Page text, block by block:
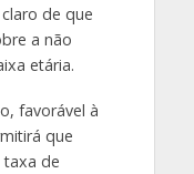
de que
a não
etária.
favorável à
que
taxa de